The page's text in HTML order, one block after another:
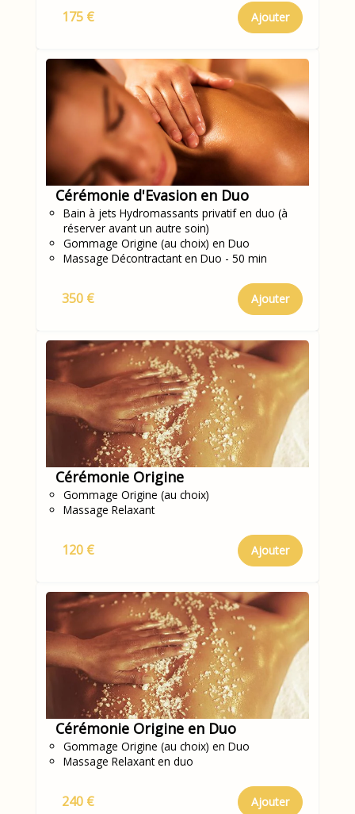
175 € Ajouter
Cérémonie d'Evasion en Duo
Bain à jets Hydromassants privatif en duo (à
réserver avant un autre soin)
Gommage Origine (au choix) en Duo
Massage Décontractant en Duo - 50 min
350 € Ajouter
Cérémonie Origine
Gommage Origine (au choix)
Massage Relaxant
120 € Ajouter
Cérémonie Origine en Duo
Gommage Origine (au choix) en Duo
Massage Relaxant en duo
240 € Ajouter